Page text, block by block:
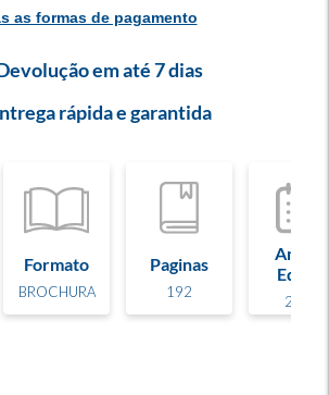
as formas de pagamento
em até 7 dias
rápida e garantida
Formato
BROCHURA
Paginas
192
Ano de
Edição
2026